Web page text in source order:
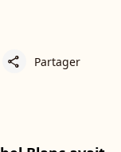
share Partager